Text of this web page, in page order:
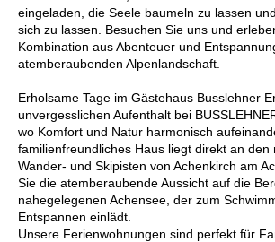
eingeladen, die Seele baumeln zu lassen
sich zu lassen. Besuchen Sie uns und
Kombination aus Abenteuer und
atemberaubenden Alpenlandschaft.
Erholsame Tage im Gästehaus Busslehner
unvergesslichen Aufenthalt bei
wo Komfort und Natur harmonisch
familienfreundliches Haus liegt direkt an den
Wander- und Skipisten von Achenkirch am
Sie die atemberaubende Aussicht auf die
nahegelegenen Achensee, der zum
Entspannen einlädt.
Unsere Ferienwohnungen sind perfekt für